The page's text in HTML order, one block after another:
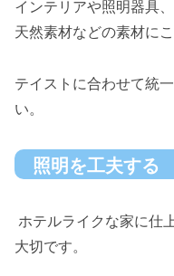
インテリアや照明器具
天然素材などの素材に
テイストに合わせて統
い。
照明を工夫する
ホテルライクな家に仕
大切です。